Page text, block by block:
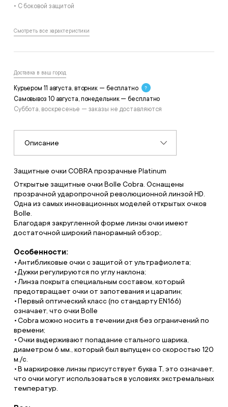
• С боковой защитой
Смотреть все характеристики
Доставка в ваш город
Курьером 11 августа, вторник — бесплатно
Самовывоз 10 августа, понедельник — бесплатно
Суббота, воскресенье — заказы не доставляются
Описание
Защитные очки COBRA прозрачные Platinum
Открытые защитные очки Bolle Cobra. Оснащены
прозрачной ударопрочной революционной линзой HD.
Одна из самых инновационных моделей открытых очков
Bolle.
Благодаря закругленной форме линзы очки имеют
достаточной широкий панорамный обзор;.
Особенности:
Антибликовые очки с защитой от ультрафиолета;
Дужки регулируются по углу наклона;
Линза покрыта специальным составом, который
предотвращает очки от запотевания и царапин;
Первый оптический класс (по стандарту EN166)
означает, что очки Bolle
Cobra можно носить в течении дня без ограничений по
времени;
Очки выдерживают попадание стального шарика,
диаметром 6 мм., который был выпущен со скоростью 120
м./с.
В маркировке линзы присутствует буква Т, это означает,
что очки могут использоваться в условиях экстремальных
температур.